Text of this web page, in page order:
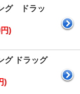
グ ドラッ
)
グ ドラッグ
)